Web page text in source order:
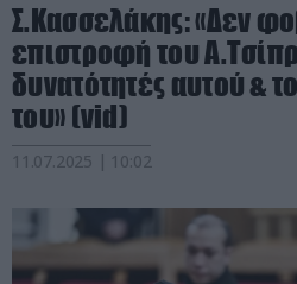
Σ.Κασσελάκης: «Δεν
επιστροφή του
δυνατότητές αυτού &
του» (vid)
11.07.2025 | 10:02